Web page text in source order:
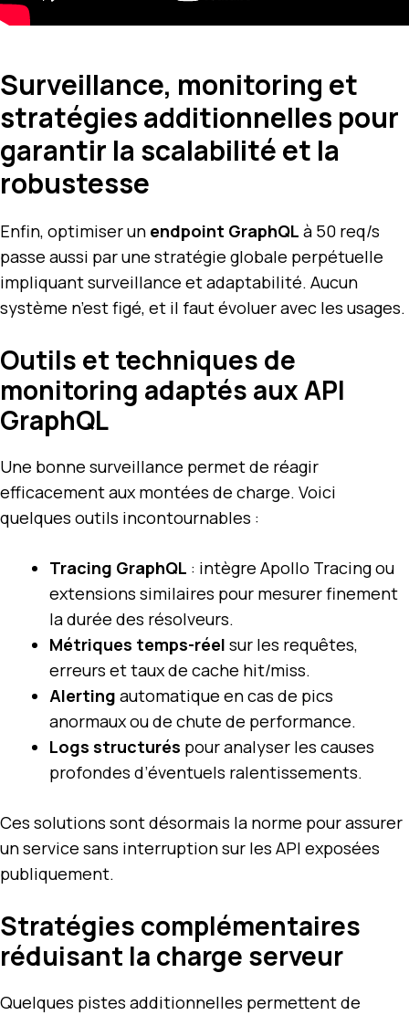
Surveillance, monitoring et
stratégies additionnelles pour
garantir la scalabilité et la
robustesse
Enfin, optimiser un endpoint GraphQL à 50 req/s
passe aussi par une stratégie globale perpétuelle
impliquant surveillance et adaptabilité. Aucun
système n’est figé, et il faut évoluer avec les usages.
Outils et techniques de
monitoring adaptés aux API
GraphQL
Une bonne surveillance permet de réagir
efficacement aux montées de charge. Voici
quelques outils incontournables :
Tracing GraphQL : intègre Apollo Tracing ou
extensions similaires pour mesurer finement
la durée des résolveurs.
Métriques temps-réel sur les requêtes,
erreurs et taux de cache hit/miss.
Alerting automatique en cas de pics
anormaux ou de chute de performance.
Logs structurés pour analyser les causes
profondes d’éventuels ralentissements.
Ces solutions sont désormais la norme pour assurer
un service sans interruption sur les API exposées
publiquement.
Stratégies complémentaires
réduisant la charge serveur
Quelques pistes additionnelles permettent de